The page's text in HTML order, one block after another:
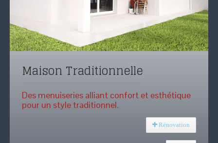
Maison Traditionnelle
Des menuiseries alliant confort et esthétique
pour un style traditionnel.
Rénovation